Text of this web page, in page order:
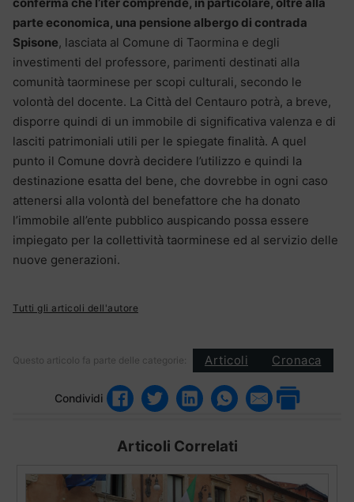
parte economica, una pensione albergo di contrada
Spisone, lasciata al Comune di Taormina e degli
investimenti del professore, parimenti destinati alla
comunità taorminese per scopi culturali, secondo le
volontà del docente. La Città del Centauro potrà, a breve,
disporre quindi di un immobile di significativa valenza e di
lasciti patrimoniali utili per le spiegate finalità. A quel
punto il Comune dovrà decidere l’utilizzo e quindi la
destinazione esatta del bene, che dovrebbe in ogni caso
attenersi alla volontà del benefattore che ha donato
l’immobile all’ente pubblico auspicando possa essere
impiegato per la collettività taorminese ed al servizio delle
nuove generazioni.
Tutti gli articoli dell'autore
Questo articolo fa parte delle categorie: Articoli Cronaca
Condividi
Articoli Correlati